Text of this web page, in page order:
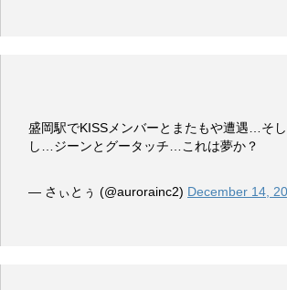
盛岡駅でKISSメンバーとまたもや遭遇…そ
し…ジーンとグータッチ…これは夢か？
— さぃとぅ (@aurorainc2) December 14,